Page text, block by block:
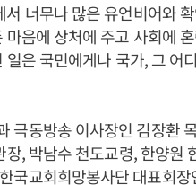
너무나 많은 유언비어와
음에 상처에 주고 사회에
은 국민에게나 국가, 그 어
극동방송 이사장인 김장환
, 박남수 천도교령, 한양원
국교회희망봉사단 대표회